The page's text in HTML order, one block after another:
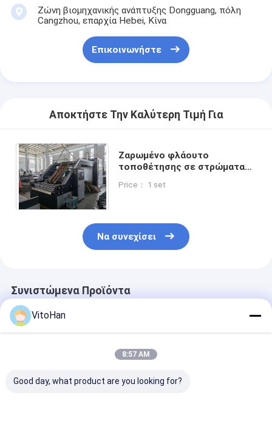
Ζώνη βιομηχανικής ανάπτυξης Dongguang, πόλη
Cangzhou, επαρχία Hebei, Κίνα
Επικοινωνήστε
Αποκτήστε Την Καλύτερη Τιμή Για
Ζαρωμένο φλάουτο
τοποθέτησης σε στρώματα
μηχανών απεριόριστο
Price： 1 set
Να συνεχίσει
Συνιστώμενα Προϊόντα
VitoHan
8:57 AM
Good day, what product are you looking for?